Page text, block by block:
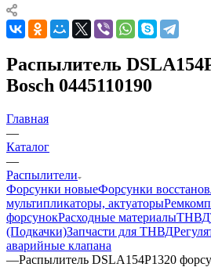
Распылитель
Bosch 0445110190
Главная
—
Каталог
—
Распылители
Форсунки новыеФорсунки
мультипликаторы, актуаторы
форсунокРасходные материалыТНВД
(Подкачки)Запчасти для ТНВД
аварийные клапана
—Распылитель DSLA154P1320